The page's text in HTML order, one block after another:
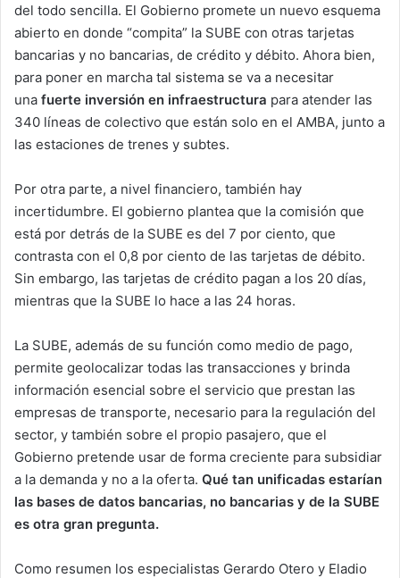
del todo sencilla. El Gobierno promete un nuevo esquema
abierto en donde “compita” la SUBE con otras tarjetas
bancarias y no bancarias, de crédito y débito. Ahora bien,
para poner en marcha tal sistema se va a necesitar
una fuerte inversión en infraestructura para atender las
340 líneas de colectivo que están solo en el AMBA, junto a
las estaciones de trenes y subtes.
Por otra parte, a nivel financiero, también hay
incertidumbre. El gobierno plantea que la comisión que
está por detrás de la SUBE es del 7 por ciento, que
contrasta con el 0,8 por ciento de las tarjetas de débito.
Sin embargo, las tarjetas de crédito pagan a los 20 días,
mientras que la SUBE lo hace a las 24 horas.
La SUBE, además de su función como medio de pago,
permite geolocalizar todas las transacciones y brinda
información esencial sobre el servicio que prestan las
empresas de transporte, necesario para la regulación del
sector, y también sobre el propio pasajero, que el
Gobierno pretende usar de forma creciente para subsidiar
a la demanda y no a la oferta. Qué tan unificadas estarían
las bases de datos bancarias, no bancarias y de la SUBE
es otra gran pregunta.
Como resumen los especialistas Gerardo Otero y Eladio